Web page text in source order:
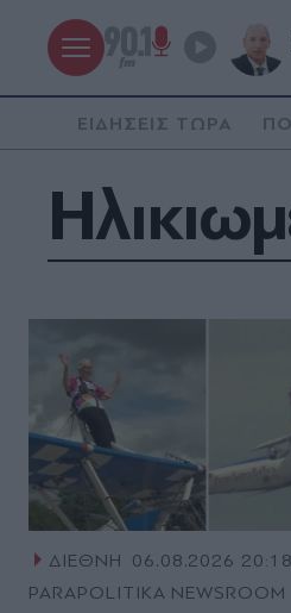
ΕΙΔΗΣΕΙΣ ΤΩΡΑ
ΔΙΕΘΝΗ
06.08.2026 20:18
PARAPOLITIKA NEWSROOM